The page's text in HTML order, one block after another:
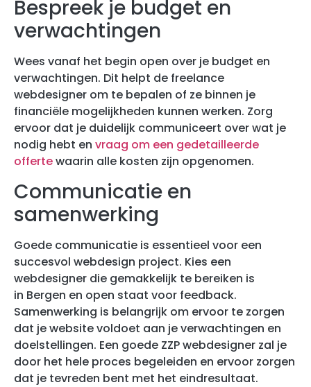
Bespreek je budget en
verwachtingen
Wees vanaf het begin open over je budget en
verwachtingen. Dit helpt de freelance
webdesigner om te bepalen of ze binnen je
financiële mogelijkheden kunnen werken. Zorg
ervoor dat je duidelijk communiceert over wat je
nodig hebt en vraag om een gedetailleerde
offertewaarin alle kosten zijn opgenomen.
Communicatie en
samenwerking
Goede communicatie is essentieel voor een
succesvol webdesign project. Kies een
webdesigner die gemakkelijk te bereiken is
in Bergen en open staat voor feedback.
Samenwerking is belangrijk om ervoor te zorgen
dat je website voldoet aan je verwachtingen en
doelstellingen. Een goede ZZP webdesigner zal je
door het hele proces begeleiden en ervoor zorgen
dat je tevreden bent met het eindresultaat.